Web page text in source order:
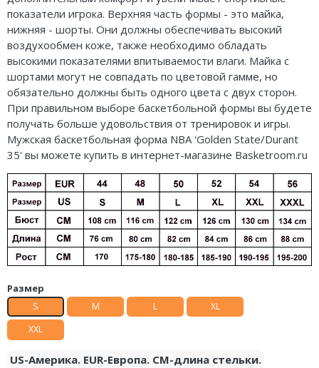
показатели игрока. Верхняя часть формы - это майка,
нижняя - шорты. Они должны обеспечивать высокий
воздухообмен коже, также необходимо обладать
высокими показателями впитываемости влаги. Майка с
шортами могут не совпадать по цветовой гамме, но
обязательно должны быть одного цвета с двух сторон.
При правильном выборе баскетбольной формы вы будете
получать больше удовольствия от тренировок и игры.
Мужская баскетбольная форма NBA 'Golden State/Durant
35' вы можете купить в интернет-магазине Basketroom.ru
Размер
S M L
XL
XXL
US-Америка. EUR-Европа. CM-длина стельки.
Air Jordan 5
Air Jordan 6
Air Jordan 7
Air Jordan 10
Air Jordan 11
Air Jordan 12
Air Jordan 13
Air Jordan 14
Air Jordan 15
Air Jordan 23
Nike Air Deldon
Nike Sabrina
Nike A’ja
Nike ST
Nike GT
Nike Book
Nike LeBron
Nike Kyrie
Nike Freak
Nike KD